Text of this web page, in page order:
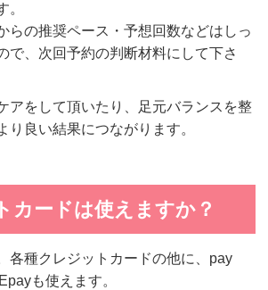
。
らの推奨ペース・予想回数などはしっ
で、次回予約の判断材料にして下さ
アをして頂いたり、足元バランスを整
り良い結果につながります。
カードは使えますか？
各種クレジットカードの他に、pay
も使えます。